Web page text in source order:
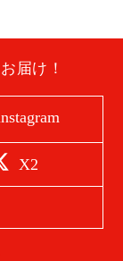
届け！
X2